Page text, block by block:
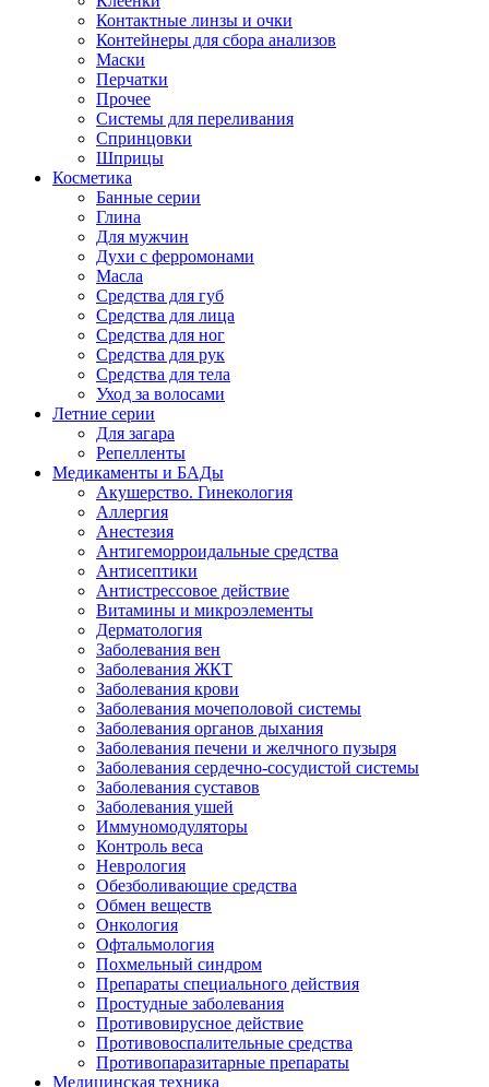
Контактные линзы и очки
Контейнеры для сбора анализов
Маски
Перчатки
Прочее
Системы для переливания
Спринцовки
Шприцы
Косметика
Банные серии
Глина
Для мужчин
Духи с ферромонами
Масла
Средства для губ
Средства для лица
Средства для ног
Средства для рук
Средства для тела
Уход за волосами
Летние серии
Для загара
Репелленты
Медикаменты и БАДы
Акушерство. Гинекология
Аллергия
Анестезия
Антигеморроидальные средства
Антисептики
Антистрессовое действие
Витамины и микроэлементы
Дерматология
Заболевания вен
Заболевания ЖКТ
Заболевания крови
Заболевания мочеполовой системы
Заболевания органов дыхания
Заболевания печени и желчного пузыря
Заболевания сердечно-сосудистой системы
Заболевания суставов
Заболевания ушей
Иммуномодуляторы
Контроль веса
Неврология
Обезболивающие средства
Обмен веществ
Онкология
Офтальмология
Похмельный синдром
Препараты специального действия
Простудные заболевания
Противовирусное действие
Противовоспалительные средства
Противопаразитарные препараты
Медицинская техника